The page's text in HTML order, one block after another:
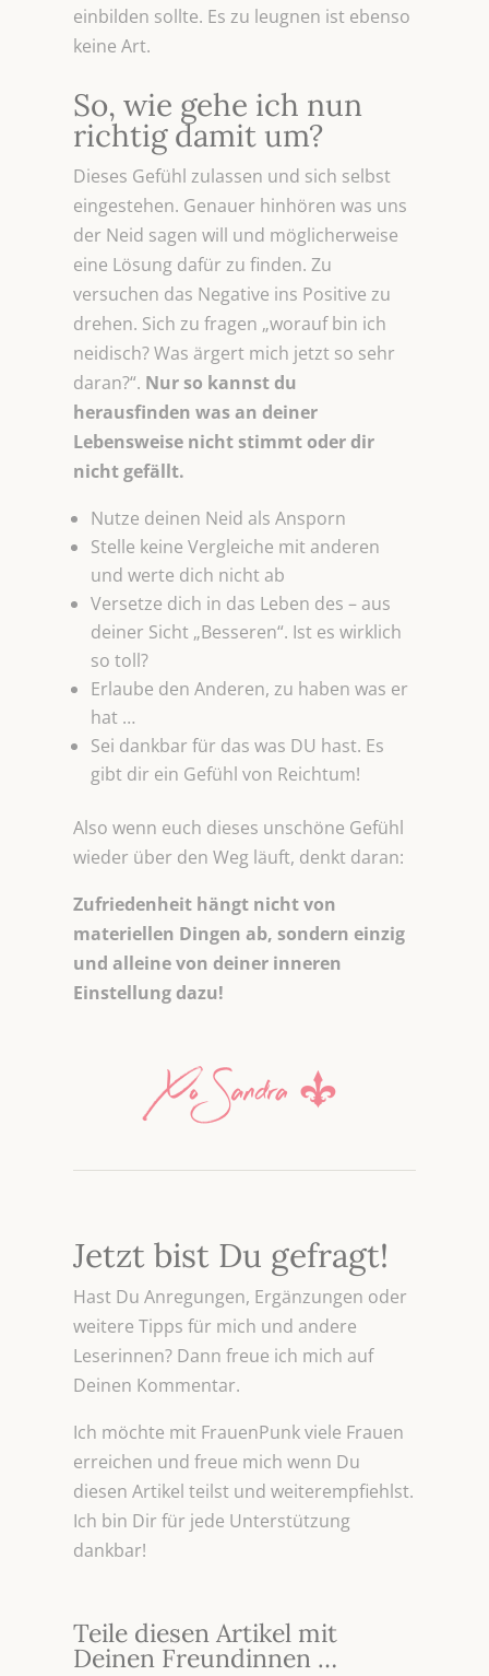
einbilden sollte. Es zu leugnen ist ebenso
keine Art.
So, wie gehe ich nun
richtig damit um?
Dieses Gefühl zulassen und sich selbst
eingestehen. Genauer hinhören was uns
der Neid sagen will und möglicherweise
eine Lösung dafür zu finden. Zu
versuchen das Negative ins Positive zu
drehen. Sich zu fragen „worauf bin ich
neidisch? Was ärgert mich jetzt so sehr
daran?“. Nur so kannst du
herausfinden was an deiner
Lebensweise nicht stimmt oder dir
nicht gefällt.
Nutze deinen Neid als Ansporn
Stelle keine Vergleiche mit anderen
und werte dich nicht ab
Versetze dich in das Leben des – aus
deiner Sicht „Besseren“. Ist es wirklich
so toll?
Erlaube den Anderen, zu haben was er
hat …
Sei dankbar für das was DU hast. Es
gibt dir ein Gefühl von Reichtum!
Also wenn euch dieses unschöne Gefühl
wieder über den Weg läuft, denkt daran:
Zufriedenheit hängt nicht von
materiellen Dingen ab, sondern einzig
und alleine von deiner inneren
Einstellung dazu!
Jetzt bist Du gefragt!
Hast Du Anregungen, Ergänzungen oder
weitere Tipps für mich und andere
Leserinnen? Dann freue ich mich auf
Deinen Kommentar.
Ich möchte mit FrauenPunk viele Frauen
erreichen und freue mich wenn Du
diesen Artikel teilst und weiterempfiehlst.
Ich bin Dir für jede Unterstützung
dankbar!
Teile diesen Artikel mit
Deinen Freundinnen …